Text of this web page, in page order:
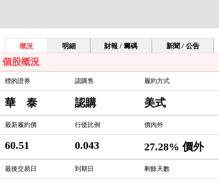
概況 明細 財報 / 籌碼 新聞 / 公告
個股概況
標的證券 認購售 履約方式
華 泰 認購 美式
最新履約價 行使比例 價內外
60.51 0.043 27.28% 價外
最後交易日 到期日 剩餘天數